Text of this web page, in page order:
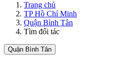
Trang chủ
TP Hồ Chí Minh
Quận Bình Tân
Tìm đối tác
Quận Bình Tân